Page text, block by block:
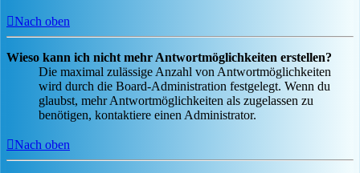
Nach oben
Wieso kann ich nicht mehr Antwortmöglichkeiten erstellen?
Die maximal zulässige Anzahl von Antwortmöglichkeiten
wird durch die Board-Administration festgelegt. Wenn du
glaubst, mehr Antwortmöglichkeiten als zugelassen zu
benötigen, kontaktiere einen Administrator.
Nach oben